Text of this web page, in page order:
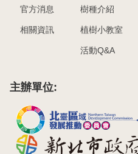
主辦單位:
官方消息
相關資訊
樹種介紹
植樹小教室
活動Q&A